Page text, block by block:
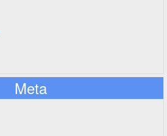
Meta